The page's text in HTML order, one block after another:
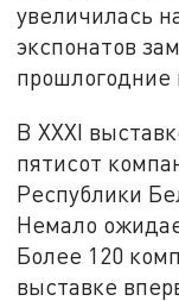
увеличилась
экспонатов
В XXXI
пятисот
Республики
Немало
Более 120
выставке